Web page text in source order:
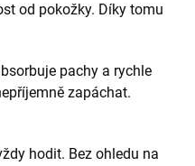
od pokožky. Díky tomu
pachy a rychle
zapáchat.
hodit. Bez ohledu na